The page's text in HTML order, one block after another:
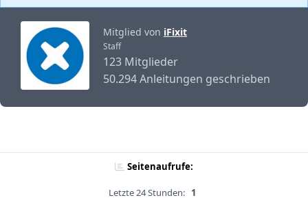
Mitglied von iFixit
Staff
123 Mitglieder
50.294 Anleitungen geschrieben
Seitenaufrufe:
Letzte 24 Stunden: 1